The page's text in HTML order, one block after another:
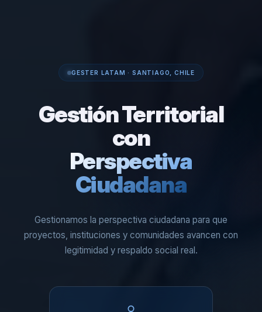
GESTER LATAM · SANTIAGO, CHILE
Gestión Territorial
con
Perspectiva
Ciudadana
Gestionamos la perspectiva ciudadana para que
proyectos, instituciones y comunidades avancen con
legitimidad y respaldo social real.